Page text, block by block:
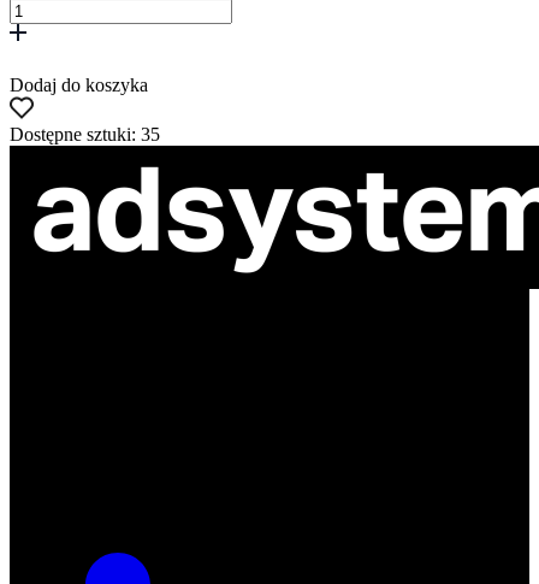
Dodaj do koszyka
Dostępne sztuki: 35